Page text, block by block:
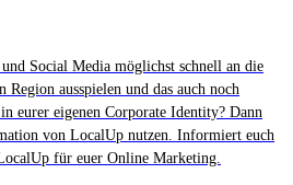
Social Media möglichst schnell an die
ausspielen und das auch noch
eurer eigenen Corporate Identity? Dann
von LocalUp nutzen. Informiert euch
für euer Online Marketing.